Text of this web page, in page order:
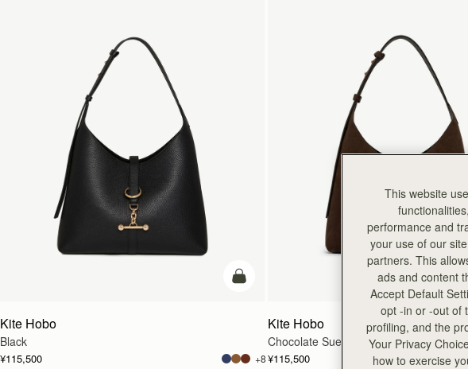
カートに追加
Kite Hobo
Black
¥115,500 +8
Kite Hobo
Chocolate Suede
¥115,500
This website
performance and
your use of our
partners. This
ads and content
Accept Default
opt -in or -out of
profiling, and the
Your Privacy
how to exercise